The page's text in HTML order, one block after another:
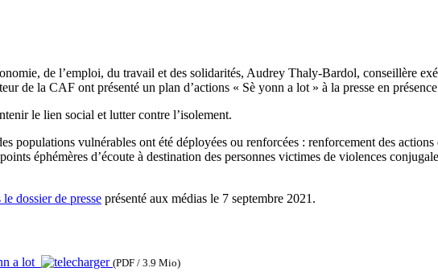
de l’emploi, du travail et des solidarités, Audrey Thaly-Bardol, conseillère
de la CAF ont présenté un plan d’actions « Sè yonn a lot » à la presse en
le lien social et lutter contre l’isolement.
populations vulnérables ont été déployées ou renforcées : renforcement des
éphémères d’écoute à destination des personnes victimes de violences
dossier de presse présenté aux médias le 7 septembre 2021.
a lot (PDF / 3.9 Mio)